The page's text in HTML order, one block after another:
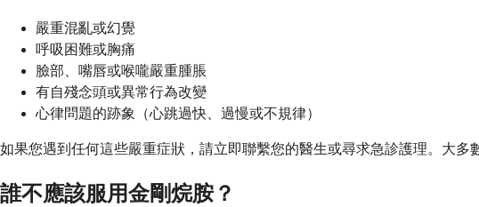
嚴重混亂或幻覺
呼吸困難或胸痛
臉部、嘴唇或喉嚨嚴重腫脹
有自殘念頭或異常行為改變
心律問題的跡象（心跳過快、過慢或不規律）
如果您遇到任何這些嚴重症狀，請立即聯繫您的醫生或尋求急診護理。大
誰不應該服用金剛烷胺？